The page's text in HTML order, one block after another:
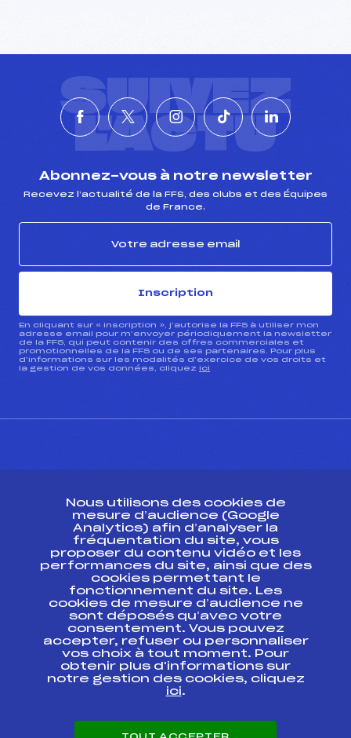
SUIVEZ
L'ACTU
Abonnez-vous à notre newsletter
Recevez l’actualité de la FFS, des clubs et des Équipes
de France.
Inscription
En cliquant sur « inscription », j’autorise la FFS à utiliser mon
adresse email pour m’envoyer périodiquement la newsletter
de la FFS, qui peut contenir des offres commerciales et
promotionnelles de la FFS ou de ses partenaires. Pour plus
d’informations sur les modalités d’exercice de vos droits et
la gestion de vos données, cliquez ici
ESPACE PRESSE
Ressources
Pass’Neige
Projet sportif fédéral
Projet de performance fédéral
Antidopage
Pôle Développement, Formation, Suivi
Scientifique
Listes ministérielles
Pôle vie de l’athlète
Nous utilisons des cookies de
mesure d’audience (Google
Analytics) afin d’analyser la
fréquentation du site, vous
proposer du contenu vidéo et les
performances du site, ainsi que des
cookies permettant le
fonctionnement du site. Les
cookies de mesure d’audience ne
sont déposés qu’avec votre
consentement. Vous pouvez
accepter, refuser ou personnaliser
vos choix à tout moment. Pour
obtenir plus d'informations sur
notre gestion des cookies, cliquez
ici.